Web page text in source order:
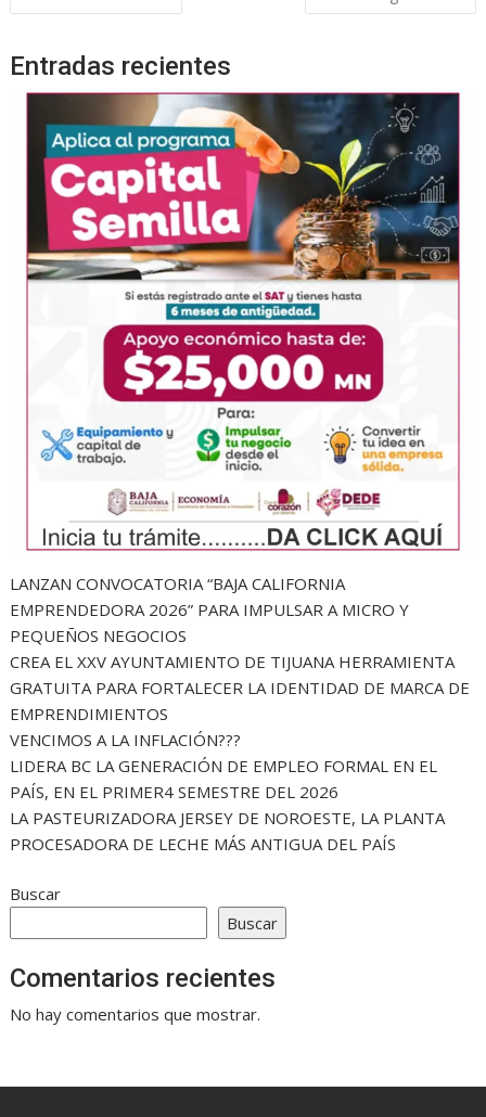
de
Entradas recientes
LANZAN CONVOCATORIA “BAJA CALIFORNIA
EMPRENDEDORA 2026” PARA IMPULSAR A MICRO Y
PEQUEÑOS NEGOCIOS
CREA EL XXV AYUNTAMIENTO DE TIJUANA HERRAMIENTA
GRATUITA PARA FORTALECER LA IDENTIDAD DE MARCA DE
EMPRENDIMIENTOS
VENCIMOS A LA INFLACIÓN???
LIDERA BC LA GENERACIÓN DE EMPLEO FORMAL EN EL
PAÍS, EN EL PRIMER4 SEMESTRE DEL 2026
LA PASTEURIZADORA JERSEY DE NOROESTE, LA PLANTA
PROCESADORA DE LECHE MÁS ANTIGUA DEL PAÍS
Buscar
Buscar
Comentarios recientes
No hay comentarios que mostrar.